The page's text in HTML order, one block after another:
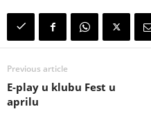
Previous article
E-play u klubu Fest u
aprilu